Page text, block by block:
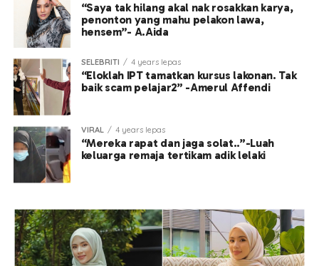
“Saya tak hilang akal nak rosakkan karya,
penonton yang mahu pelakon lawa,
hensem”- A.Aida
SELEBRITI 4 years lepas
“Eloklah IPT tamatkan kursus lakonan. Tak
baik scam pelajar2” -Amerul Affendi
VIRAL 4 years lepas
“Mereka rapat dan jaga solat..”-Luah
keluarga remaja tertikam adik lelaki